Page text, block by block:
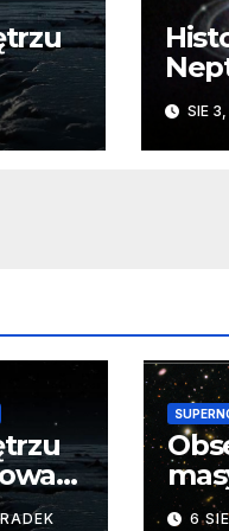
SIE
RADEK
od
6